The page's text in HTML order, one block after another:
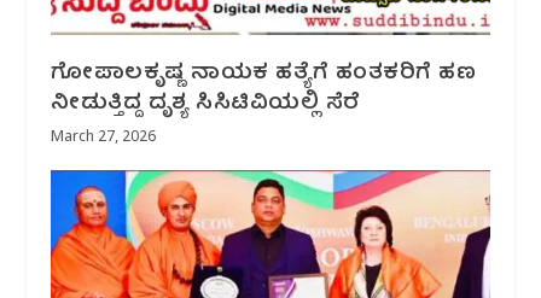
ಗೋಪಾಲಕೃಷ್ಣ ನಾಯಕ ಹತ್ಯೆಗೆ ಹಂತಕರಿಗೆ ಹಣ
ನೀಡುತ್ತಿದ್ದ ದೃಶ್ಯ ಸಿಸಿಟಿವಿಯಲ್ಲಿ ಸೆರೆ
March 27, 2026